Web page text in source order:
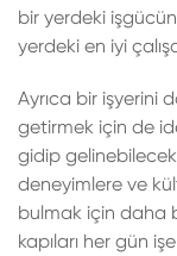
bir yerdeki
yerdeki en iyi
Ayrıca bir işyerini
getirmek için de
gidip gelinebilecek
deneyimlere ve
bulmak için daha
kapıları her gün